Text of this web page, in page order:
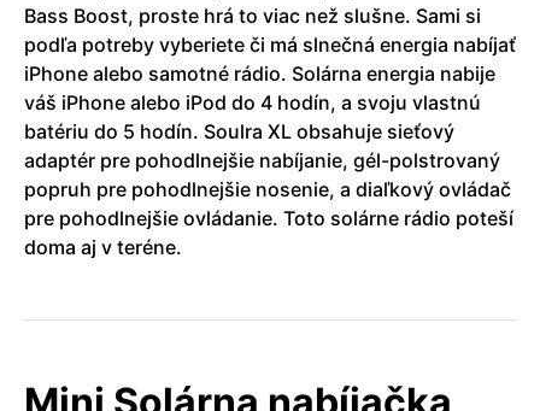
Bass Boost, proste hrá to viac než slušne. Sami si
podľa potreby vyberiete či má slnečná energia nabíjať
iPhone alebo samotné rádio. Solárna energia nabije
váš iPhone alebo iPod do 4 hodín, a svoju vlastnú
batériu do 5 hodín. Soulra XL obsahuje sieťový
adaptér pre pohodlnejšie nabíjanie, gél-polstrovaný
popruh pre pohodlnejšie nosenie, a diaľkový ovládač
pre pohodlnejšie ovládanie. Toto solárne rádio poteší
doma aj v teréne.
Mini Solárna nabíjačka